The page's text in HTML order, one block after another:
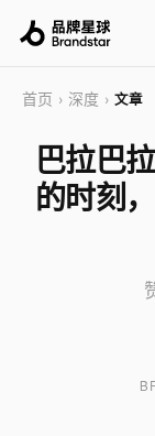
首页 › 深度 › 文章
巴拉巴
的时刻